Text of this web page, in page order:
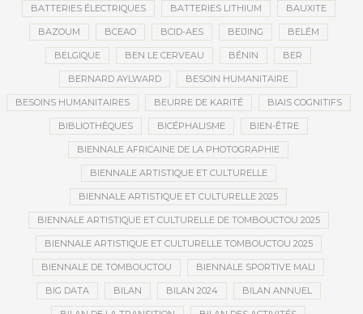
BATTERIES ÉLECTRIQUES BATTERIES LITHIUM BAUXITE
BAZOUM BCEAO BCID-AES BEIJING BELÉM
BELGIQUE BEN LE CERVEAU BÉNIN BER
BERNARD AYLWARD BESOIN HUMANITAIRE
BESOINS HUMANITAIRES BEURRE DE KARITÉ BIAIS COGNITIFS
BIBLIOTHÈQUES BICÉPHALISME BIEN-ÊTRE
BIENNALE AFRICAINE DE LA PHOTOGRAPHIE
BIENNALE ARTISTIQUE ET CULTURELLE
BIENNALE ARTISTIQUE ET CULTURELLE 2025
BIENNALE ARTISTIQUE ET CULTURELLE DE TOMBOUCTOU 2025
BIENNALE ARTISTIQUE ET CULTURELLE TOMBOUCTOU 2025
BIENNALE DE TOMBOUCTOU BIENNALE SPORTIVE MALI
BIG DATA BILAN BILAN 2024 BILAN ANNUEL